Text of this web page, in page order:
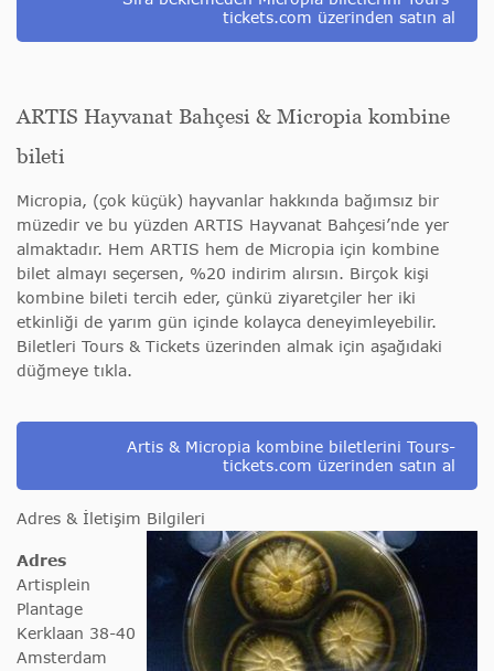
tickets.com üzerinden satın al
ARTIS Hayvanat Bahçesi & Micropia kombine
bileti
Micropia, (çok küçük) hayvanlar hakkında bağımsız bir
müzedir ve bu yüzden ARTIS Hayvanat Bahçesi’nde yer
almaktadır. Hem ARTIS hem de Micropia için kombine
bilet almayı seçersen, %20 indirim alırsın. Birçok kişi
kombine bileti tercih eder, çünkü ziyaretçiler her iki
etkinliği de yarım gün içinde kolayca deneyimleyebilir.
Biletleri Tours & Tickets üzerinden almak için aşağıdaki
düğmeye tıkla.
Artis & Micropia kombine biletlerini Tours-
tickets.com üzerinden satın al
Adres & İletişim Bilgileri
Adres
Artisplein
Plantage
Kerklaan 38-40
Amsterdam